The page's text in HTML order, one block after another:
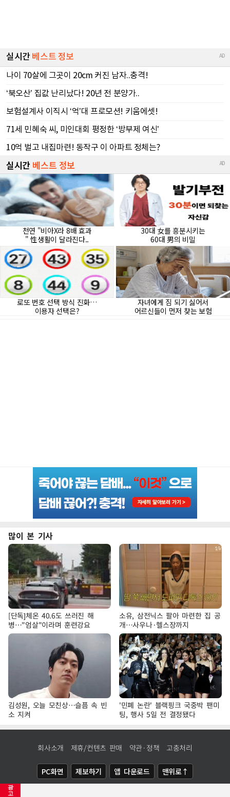
광
고
많이 본 기사
[단독]체온 40.6도 쓰러진 해
병…"엄살"이라며 훈련강요
소유, 삼전닉스 팔아 마련한 집 공
개…사우나·헬스장까지
김성원, 오늘 모친상…슬픔 속 빈
소 지켜
'민폐 논란' 블랙핑크 국중박 팬미
팅, 행사 5일 전 결정됐다
회사소개 제휴/컨텐츠 판매 약관·정책 고충처리
PC화면 제보하기 앱 다운로드 맨위로↑